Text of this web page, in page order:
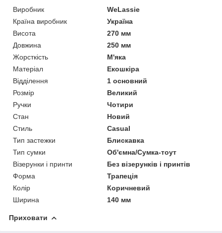
Виробник
WeLassie
Країна виробник
Україна
Висота
270 мм
Довжина
250 мм
Жорсткість
М'яка
Матеріал
Екошкіра
Відділення
1 основний
Розмір
Великий
Ручки
Чотири
Стан
Новий
Стиль
Casual
Тип застежки
Блискавка
Тип сумки
Об'ємна/Сумка-тоут
Візерунки і принти
Без візерунків і принтів
Форма
Трапеція
Колір
Коричневий
Ширина
140 мм
Приховати